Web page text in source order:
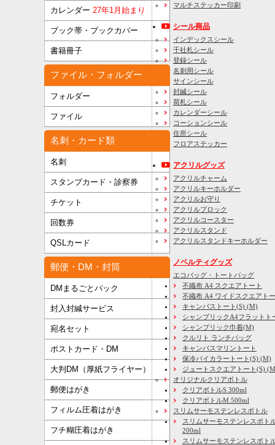
カレンダー 27年1月始まり
ブック帯・ブックカバー
書籍冊子
ファイル・フォルダー
フォルダー
ファイル
名刺・カード類
名刺
スタンプカード・診察券
チケット
回数券
QSLカード
郵便・DM・封筒
DMまるごとパック
封入封緘サービス
宛名セット
ポストカード・DM
大判DM（厚紙フライヤー）
郵便はがき
フィルム圧着はがき
フチ糊圧着はがき
マルチステッカー印刷
シール商品
インデックスシール
千社札シール
登録シール
名刺用シール
サインシール
封緘シール
荷札シール
カレンダーシール
コーションシール
住所シール
フロアステッカー
アクリルグッズ
アクリルチャーム
アクリルキーホルダー
アクリルお守り
アクリルブロック
アクリルコースター
アクリルスタンド
アクリルスタンドキーホルダー
ノベルティグッズ
エコバッグ・トートバッグ
不織布 A4 スクエアトート
不織布 A4 ワイドスクエアト
キャンバストート(S) (M)
シャンブリックA4フラットト
シャンブリック巾着(M)
クルリト ランチバッグ
キャンバスマリントート
保冷バイカラートート(S) (M)
ジュートスクエアトート(S)
オリジナルクリアボトル
クリアボトルS 300ml
クリアボトルM 500ml
スリムサーモステンレスボトル
スリムサーモステンレスボト
200ml
スリムサーモステンレスボト